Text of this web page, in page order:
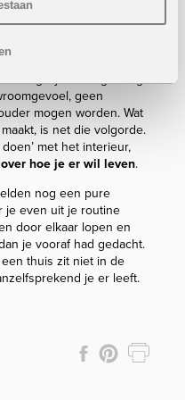
Paola Lenti,
geen
mogen worden. Wat
is net die volgorde.
met het interieur,
hoe je er wil leven.
nog een pure
je even uit je routine
door elkaar lopen en
je vooraf had gedacht.
thuis zit niet in de
je er leeft.